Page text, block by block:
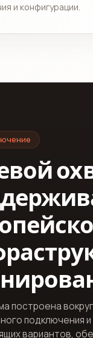
и конфигурации.
построена
подключения
вариантов,